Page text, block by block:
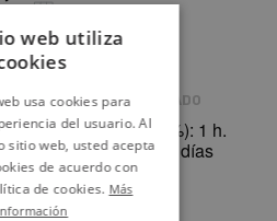
COBERTURA
8 - 12 m²/L
TIEMPO DE SECADO
(20ºC HR: 60%): 1 h.
Lavado: 25-30 días
web utiliza
usa cookies para
del usuario. Al
sitio web, usted acepta
de acuerdo con
de cookies. Más